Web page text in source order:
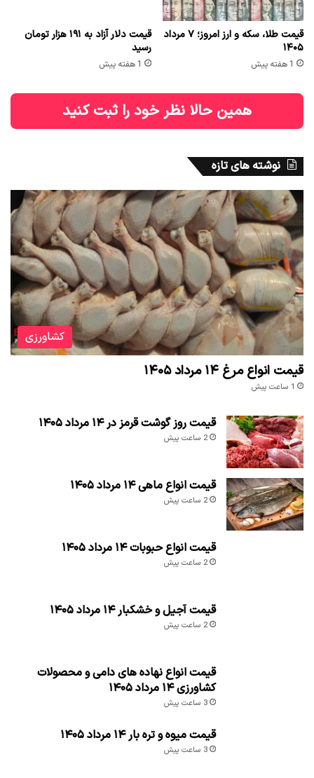
قیمت طلا، سکه و ارز امروز؛ ۷ مرداد
۱۴۰۵
1 هفته پیش
قیمت دلار آزاد به ۱۹۱ هزار تومان
رسید
1 هفته پیش
همین حالا نظر خود را ثبت کنید
نوشته های تازه
کشاورزی
قیمت انواع مرغ ۱۴ مرداد ۱۴۰۵
1 ساعت پیش
قیمت روز گوشت قرمز در ۱۴ مرداد ۱۴۰۵
2 ساعت پیش
قیمت انواع ماهی ۱۴ مرداد ۱۴۰۵
2 ساعت پیش
قیمت انواع حبوبات ۱۴ مرداد ۱۴۰۵
2 ساعت پیش
قیمت آجیل و خشکبار ۱۴ مرداد ۱۴۰۵
2 ساعت پیش
قیمت انواع نهاده های دامی و محصولات
کشاورزی ۱۴ مرداد ۱۴۰۵
3 ساعت پیش
قیمت میوه و تره بار ۱۴ مرداد ۱۴۰۵
3 ساعت پیش